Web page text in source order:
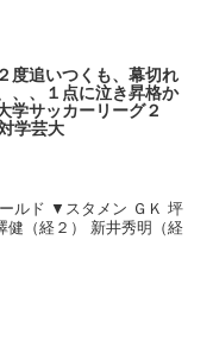
度追いつくも、幕切れ
、、１点に泣き昇格か
学サッカーリーグ２
学芸大
ルド ▼スタメン ＧＫ 坪
健（経２） 新井秀明（経